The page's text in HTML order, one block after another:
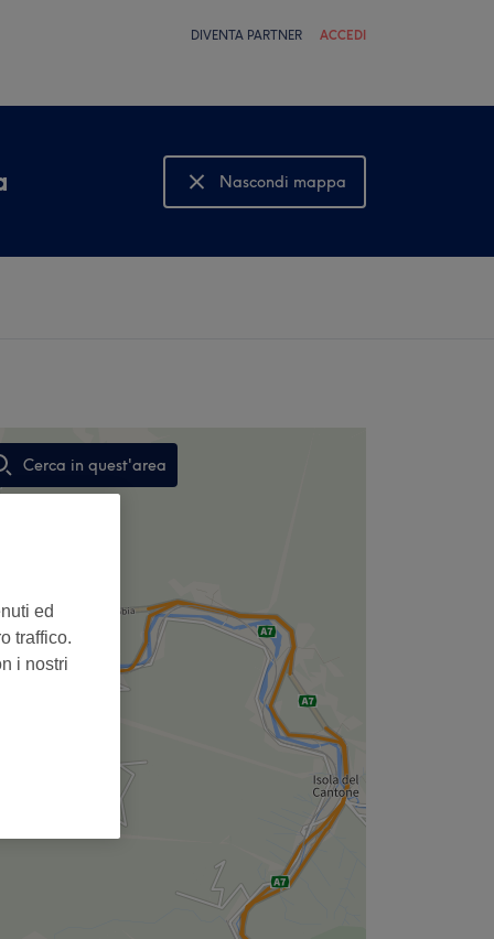
DIVENTA PARTNER ACCEDI
Nascondi mappa
Mostra mappa
Cerca in quest'area
,
ed
traffico.
i nostri